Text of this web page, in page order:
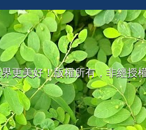
更美好！版權所有，非經授